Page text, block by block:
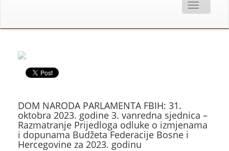
DOM NARODA PARLAMENTA FBIH: 31.
oktobra 2023. godine 3. vanredna sjednica –
Razmatranje Prijedloga odluke o izmjenama
i dopunama Budžeta Federacije Bosne i
Hercegovine za 2023. godinu